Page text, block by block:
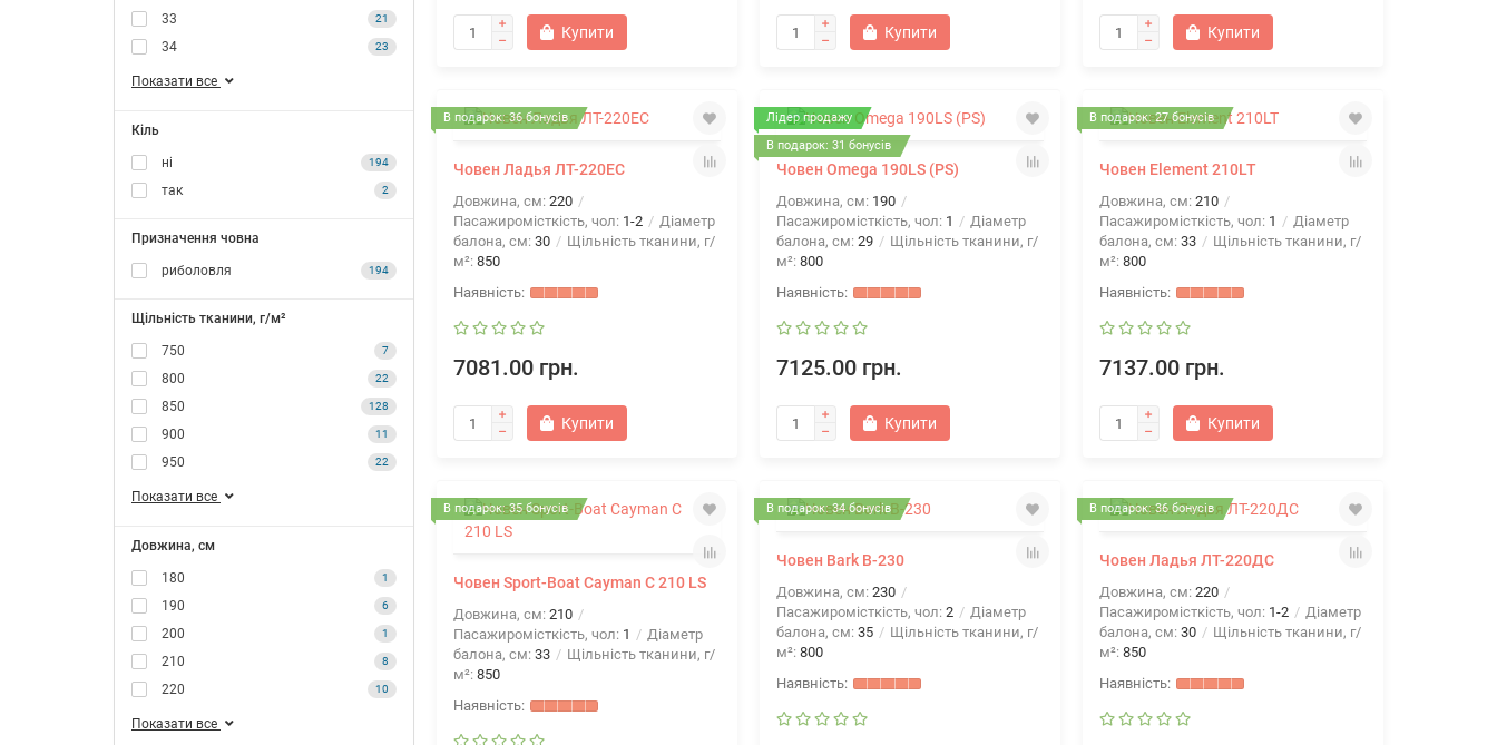
33 21
34 23
Показати все
Кіль
ні 194
так 2
Призначення човна
риболовля 194
Щільність тканини, г/м²
750 7
800 22
850 128
900 11
950 22
Показати все
Довжина, см
180 1
190 6
200 1
210 8
220 10
Показати все
Купити Купити Купити
В подарок: 36 бонусів
Човен Ладья ЛТ-220ЕС
Довжина, см: 220
Пасажиромісткість, чол: 1-2
Діаметр
балона, см: 30
Щільність тканини, г/
м²: 850
7081.00 грн.
Купити
Лідер продажу
В подарок: 31 бонусів
Човен Omega 190LS (PS)
Довжина, см: 190
Пасажиромісткість, чол: 1
Діаметр
балона, см: 29
Щільність тканини, г/
м²: 800
7125.00 грн.
Купити
В подарок: 27 бонусів
Човен Element 210LT
Довжина, см: 210
Пасажиромісткість, чол: 1
Діаметр
балона, см: 33
Щільність тканини, г/
м²: 800
7137.00 грн.
Купити
В подарок: 35 бонусів
Човен Sport-Boat Cayman C 210 LS
Довжина, см: 210
Пасажиромісткість, чол: 1
Діаметр
балона, см: 33
Щільність тканини, г/
м²: 850
В подарок: 34 бонусів
Човен Bark B-230
Довжина, см: 230
Пасажиромісткість, чол: 2
Діаметр
балона, см: 35
Щільність тканини, г/
м²: 800
В подарок: 36 бонусів
Човен Ладья ЛТ-220ДС
Довжина, см: 220
Пасажиромісткість, чол: 1-2
Діаметр
балона, см: 30
Щільність тканини, г/
м²: 850